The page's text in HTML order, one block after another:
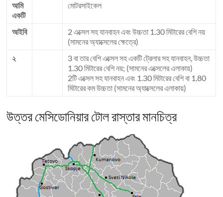
আমি
একটি
মোটরসাইকেল
আইবি
2 এক্সেল সহ যানবাহন এবং উচ্চতা 1.30 মিটারের বেশি নয়
(সামনের অ্যাক্সেলের ক্ষেত্রে)
২
3 বা তার বেশি এক্সেল সহ একটি ট্রেলার সহ যানবাহন, উচ্চতা
1.30 মিটারের বেশি নয়; (সামনের এক্সেলের এলাকায়)
2টি এক্সেল সহ যানবাহন এবং 1.30 মিটারের বেশি বা 1.80
মিটারের কম উচ্চতা (সামনের অ্যাক্সেলের এলাকায়)
উত্তর মেসিডোনিয়ার টোল রাস্তার মানচিত্র